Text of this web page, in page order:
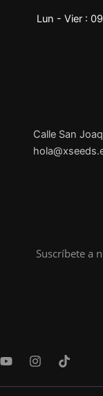
Lun - Vier :
Calle San
Suscríbete a
Y
u
I
s
T
k